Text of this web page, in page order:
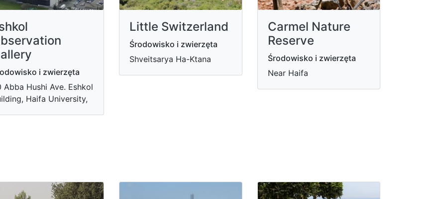
i zwierzęta
Abba Hushi Ave. Eshkol
Haifa University,
Little Switzerland
Środowisko i zwierzęta
Shveitsarya Ha-Ktana
Carmel Nature
Reserve
Środowisko i zwierzęta
Near Haifa